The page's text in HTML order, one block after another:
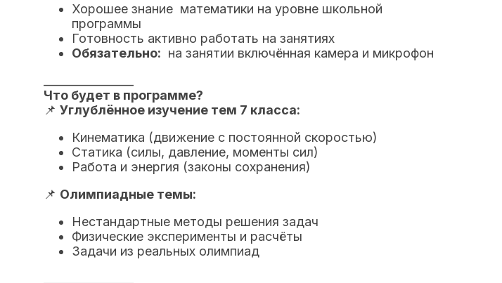
Хорошее знание математики на уровне школьной
программы
Готовность активно работать на занятиях
Обязательно: на занятии включённая камера и микрофон
Что будет в программе?
📌 Углублённое изучение тем 7 класса:
Кинематика (движение с постоянной скоростью)
Статика (силы, давление, моменты сил)
Работа и энергия (законы сохранения)
📌 Олимпиадные темы:
Нестандартные методы решения задач
Физические эксперименты и расчёты
Задачи из реальных олимпиад